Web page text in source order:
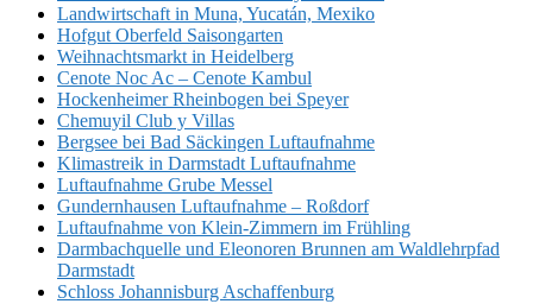
Landwirtschaft in Muna, Yucatán, Mexiko
Hofgut Oberfeld Saisongarten
Weihnachtsmarkt in Heidelberg
Cenote Noc Ac – Cenote Kambul
Hockenheimer Rheinbogen bei Speyer
Chemuyil Club y Villas
Bergsee bei Bad Säckingen Luftaufnahme
Klimastreik in Darmstadt Luftaufnahme
Luftaufnahme Grube Messel
Gundernhausen Luftaufnahme – Roßdorf
Luftaufnahme von Klein-Zimmern im Frühling
Darmbachquelle und Eleonoren Brunnen am Waldlehrpfad
Darmstadt
Schloss Johannisburg Aschaffenburg